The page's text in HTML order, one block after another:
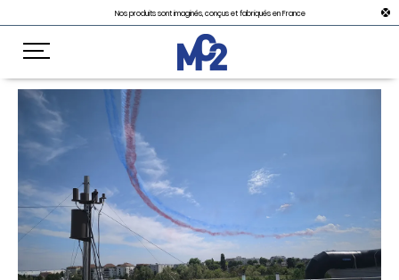
Nos produits sont imaginés, conçus et fabriqués en France